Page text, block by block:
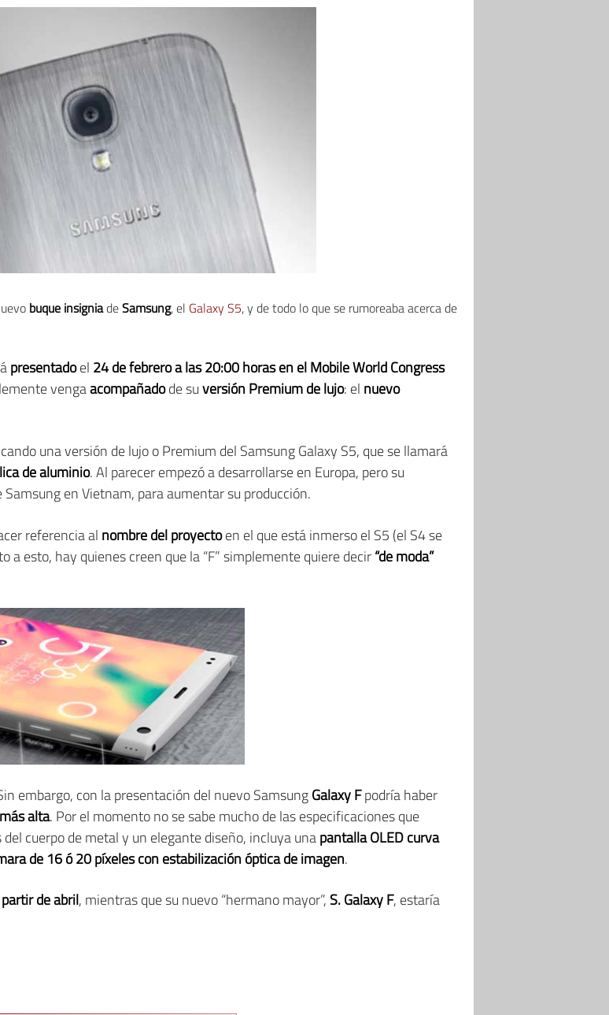
buque insigniadeSamsung, el Galaxy S5, y de todo lo que se rumoreaba acerca de
presentadoel 24 de febrero a las 20:00 horas en el Mobile World Congress
vengaacompañadode suversión Premium de lujo: el nuevo
una versión de lujo o Premium del Samsung Galaxy S5, que se llamará
de aluminio. Al parecer empezó a desarrollarse en Europa, pero su
en Vietnam, para aumentar su producción.
referencia al nombre del proyectoen el que está inmerso el S5 (el S4 se
a esto, hay quienes creen que la “F” simplemente quiere decir“de moda”
embargo, con la presentación del nuevo SamsungGalaxy Fpodría haber
alta. Por el momento no se sabe mucho de las especificaciones que
cuerpo de metal y un elegante diseño, incluya unapantalla OLED curva
de 16 ó 20 píxeles con estabilización óptica de imagen.
de abril, mientras que su nuevo “hermano mayor”, S. Galaxy F, estaría